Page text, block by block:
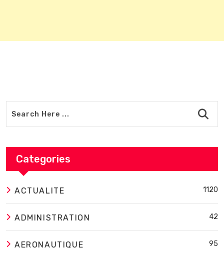
Categories
ACTUALITE 1120
ADMINISTRATION 42
AERONAUTIQUE 95